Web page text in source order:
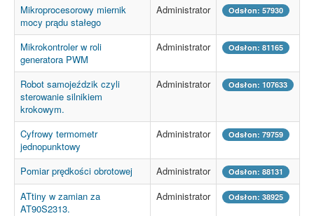
Mikroprocesorowy miernik
mocy prądu stałego
Administrator Odsłon: 57930
Mikrokontroler w roli
generatora PWM
Administrator Odsłon: 81165
Robot samojeździk czyli
sterowanie silnikiem
krokowym.
Administrator Odsłon: 107633
Cyfrowy termometr
jednopunktowy
Administrator Odsłon: 79759
Pomiar prędkości obrotowej Administrator Odsłon: 88131
ATtiny w zamian za
AT90S2313.
Administrator Odsłon: 38925